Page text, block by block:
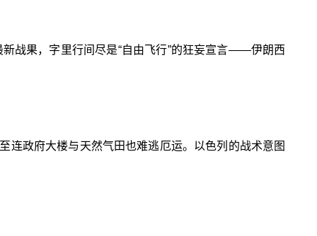
战果，字里行间尽是“自由飞行”的狂妄宣言——伊朗西
连政府大楼与天然气田也难逃厄运。以色列的战术意图